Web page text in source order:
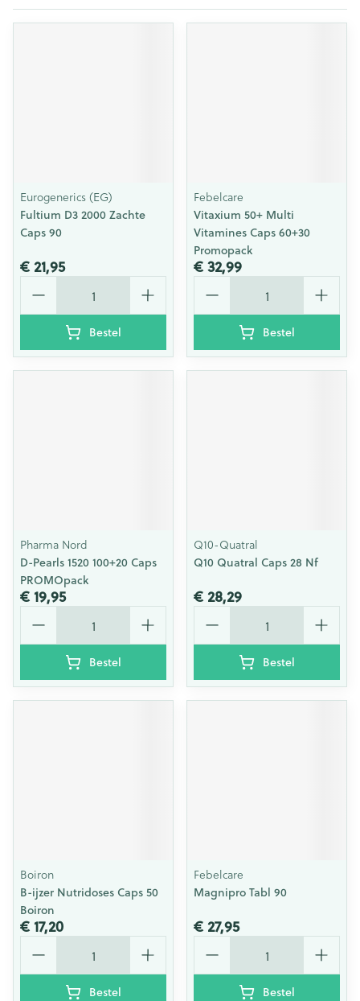
Eurogenerics (EG)
Fultium D3 2000 Zachte
Caps 90
€ 21,95
Aantal
Bestel
Febelcare
Vitaxium 50+ Multi
Vitamines Caps 60+30
Promopack
€ 32,99
Aantal
Bestel
Pharma Nord
D-Pearls 1520 100+20 Caps
PROMOpack
€ 19,95
Aantal
Bestel
Q10-Quatral
Q10 Quatral Caps 28 Nf
€ 28,29
Aantal
Bestel
Boiron
B-ijzer Nutridoses Caps 50
Boiron
€ 17,20
Aantal
Bestel
Febelcare
Magnipro Tabl 90
€ 27,95
Aantal
Bestel